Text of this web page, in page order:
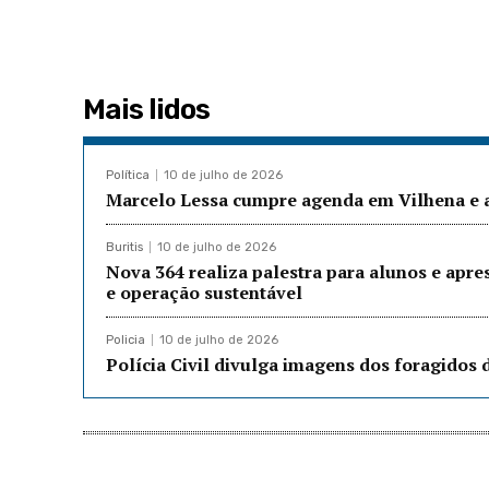
Mais lidos
Política 10 de julho de 2026
Marcelo Lessa cumpre agenda em Vilhena
Buritis 10 de julho de 2026
Nova 364 realiza palestra para alunos e
e operação sustentável
Policia 10 de julho de 2026
Polícia Civil divulga imagens dos foragidos